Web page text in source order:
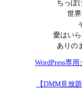
ちっぽ
世
愛はい
ありの
WordPress専
【DMM見放